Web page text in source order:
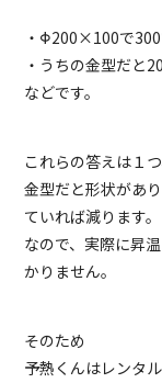
・Φ200×100で
・うちの金型だと
などです。
これらの答えは１
金型だと形状があ
ていれば減ります。
なので、実際に昇
かりません。
そのため
予熱くんはレンタ